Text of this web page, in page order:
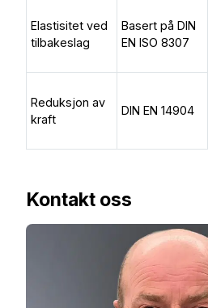
Elastisitet ved
tilbakeslag
Basert på DIN
EN ISO 8307
Reduksjon av
kraft
DIN EN 14904
Kontakt oss